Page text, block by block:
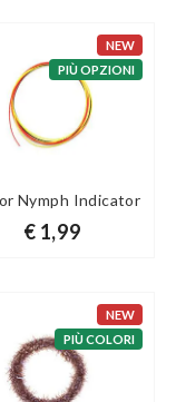
NEW
PIÙ OPZIONI
Nymph Indicator
€ 1,99
NEW
PIÙ COLORI